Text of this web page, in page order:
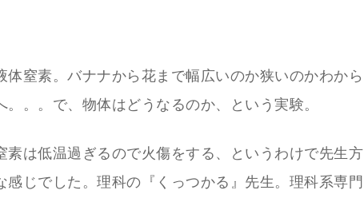
体窒素。バナナから花まで幅広いのか狭いのかわから
。。で、物体はどうなるのか、という実験。
素は低温過ぎるので火傷をする、というわけで先生方
感じでした。理科の『くっつかる』先生。理科系専門